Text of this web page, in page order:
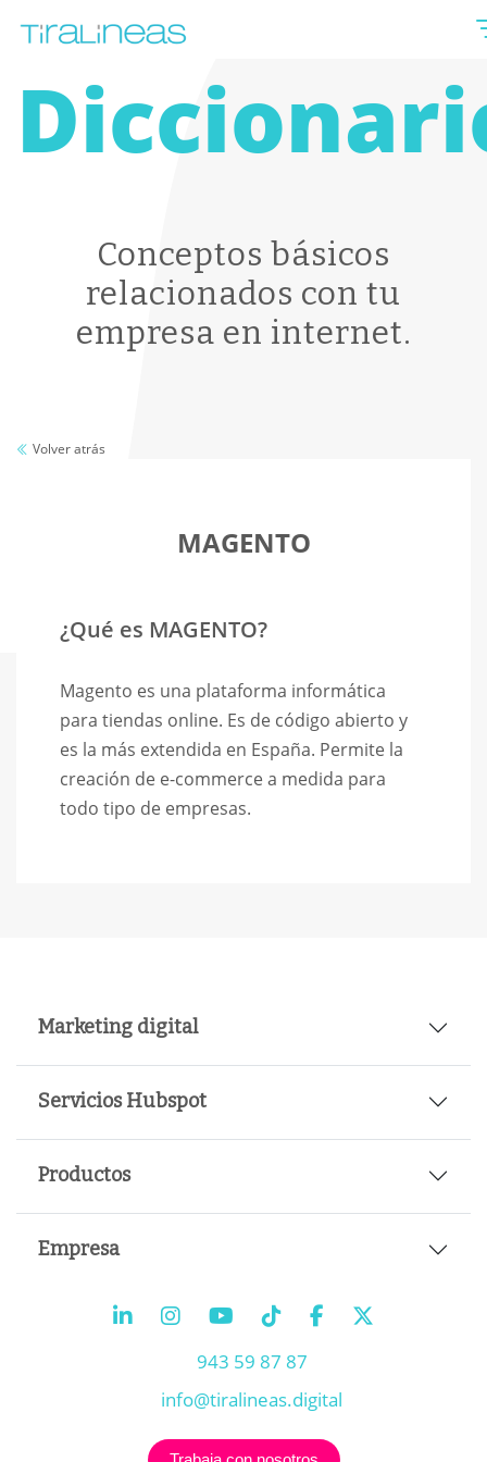
Conceptos básicos
relacionados con tu
empresa en internet.
Volver atrás
MAGENTO
¿Qué es MAGENTO?
Magento es una plataforma informática
para tiendas online. Es de código abierto y
es la más extendida en España. Permite la
creación de e-commerce a medida para
todo tipo de empresas.
Marketing digital
Servicios Hubspot
Productos
Empresa
943 59 87 87
info@tiralineas.digital